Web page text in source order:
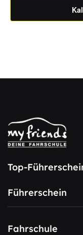
Top-
Führerschein
Fahrschule